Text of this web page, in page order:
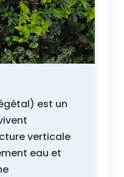
est un
verticale
eau et